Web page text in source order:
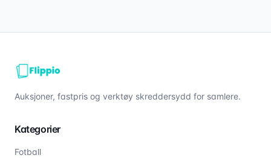
Auksjoner, fastpris og verktøy skreddersydd for samlere.
Kategorier
Fotball